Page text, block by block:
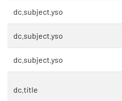
dc.subject.yso
dc.subject.yso
dc.subject.yso
dc.title